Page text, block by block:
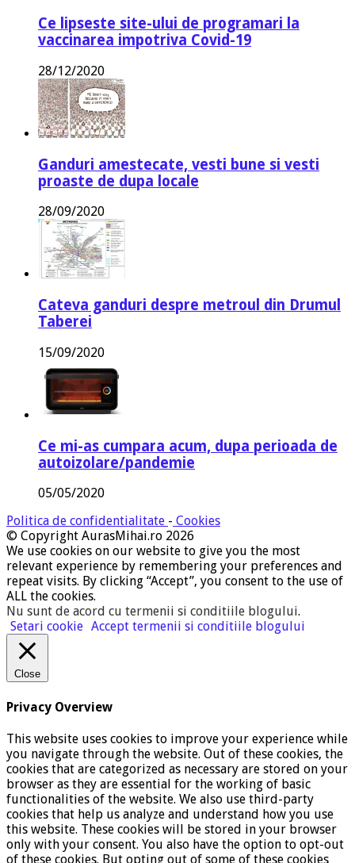
Ce lipseste site-ului de programari la
vaccinarea impotriva Covid-19
28/12/2020
Ganduri amestecate, vesti bune si vesti
proaste de dupa locale
28/09/2020
Cateva ganduri despre metroul din Drumul
Taberei
15/09/2020
Ce mi-as cumpara acum, dupa perioada de
autoizolare/pandemie
05/05/2020
Politica de confidentialitate - Cookies
© Copyright AurasMihai.ro 2026
We use cookies on our website to give you the most
relevant experience by remembering your preferences and
repeat visits. By clicking “Accept”, you consent to the use of
ALL the cookies.
Nu sunt de acord cu termenii si conditiile blogului.
Setari cookie Accept termenii si conditiile blogului
Close
Privacy Overview
This website uses cookies to improve your experience while
you navigate through the website. Out of these cookies, the
cookies that are categorized as necessary are stored on your
browser as they are essential for the working of basic
functionalities of the website. We also use third-party
cookies that help us analyze and understand how you use
this website. These cookies will be stored in your browser
only with your consent. You also have the option to opt-out
of these cookies. But opting out of some of these cookies